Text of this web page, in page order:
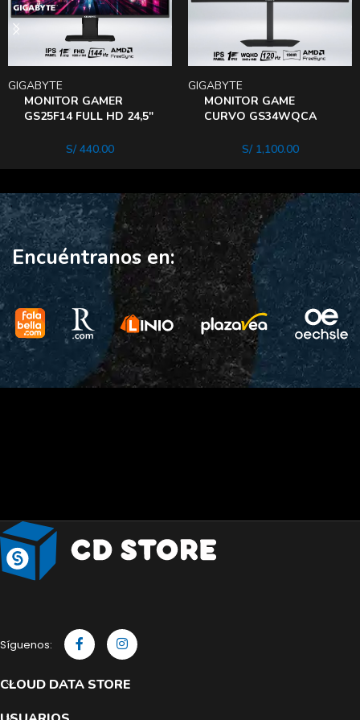
MONITOR GAMER
GS25F14 FULL HD 24,5″
AMDfreesync
GIGABYTE
S/440.00
MONITOR GAME
CURVO GS34WQCA
1500R HDReady AMD
GIGABYTE
S/1,100.00
Encuéntranos en:
Síguenos:
CLOUD DATA STORE